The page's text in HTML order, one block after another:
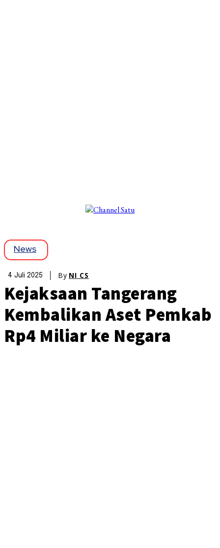
News
4 Juli 2025 By NI CS
Kejaksaan Tangerang
Kembalikan Aset Pemkab
Rp4 Miliar ke Negara